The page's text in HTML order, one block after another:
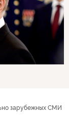
зарубежных СМИ